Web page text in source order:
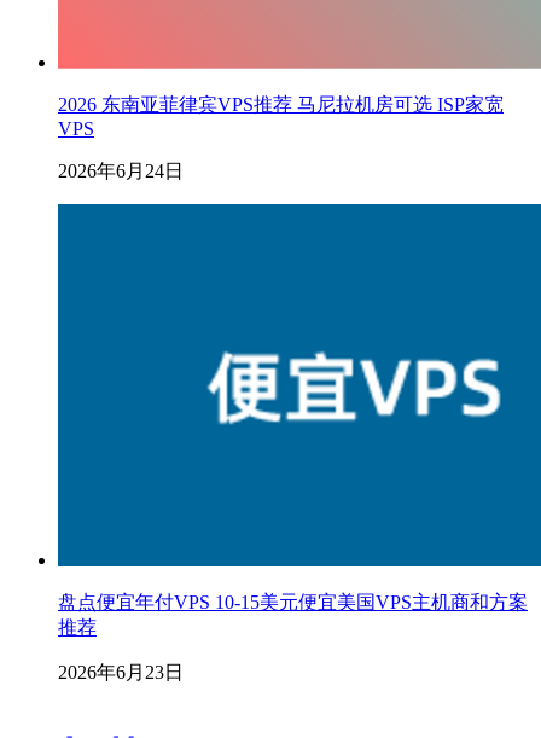
2026 东南亚菲律宾VPS推荐 马尼拉机房可选 ISP家宽
VPS
2026年6月24日
盘点便宜年付VPS 10-15美元便宜美国VPS主机商和方案
推荐
2026年6月23日